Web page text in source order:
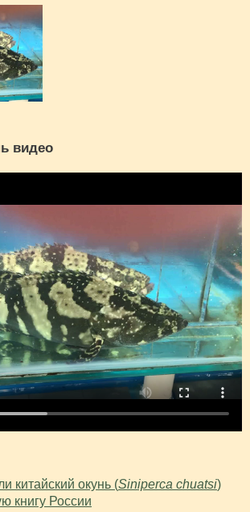
видео
китайский окунь (Siniperca chuatsi)
книгу России